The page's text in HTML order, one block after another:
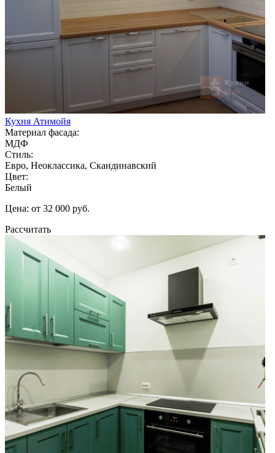
Кухня Атимойя
Материал фасада:
МДФ
Стиль:
Евро, Неоклассика, Скандинавский
Цвет:
Белый
Цена: от 32 000 руб.
Рассчитать